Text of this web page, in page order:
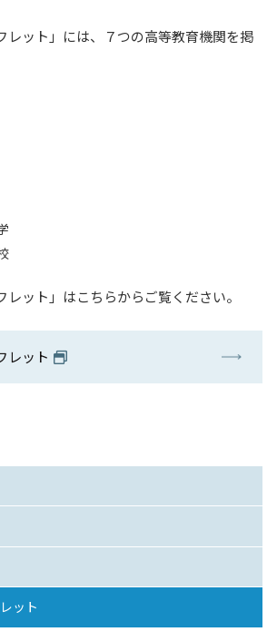
ット
レット」には、７つの高等教育機関を掲
レット」はこちらからご覧ください。
レット